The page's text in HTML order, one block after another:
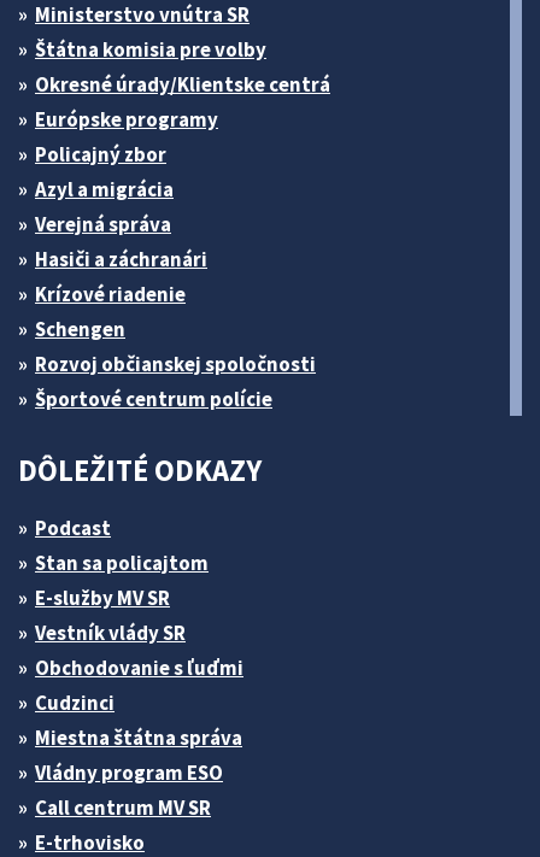
Ministerstvo vnútra SR
Štátna komisia pre volby
Okresné úrady/Klientske centrá
Európske programy
Policajný zbor
Azyl a migrácia
Verejná správa
Hasiči a záchranári
Krízové riadenie
Schengen
Rozvoj občianskej spoločnosti
Športové centrum polície
DÔLEŽITÉ ODKAZY
Podcast
Stan sa policajtom
E-služby MV SR
Vestník vlády SR
Obchodovanie s ľuďmi
Cudzinci
Miestna štátna správa
Vládny program ESO
Call centrum MV SR
E-trhovisko